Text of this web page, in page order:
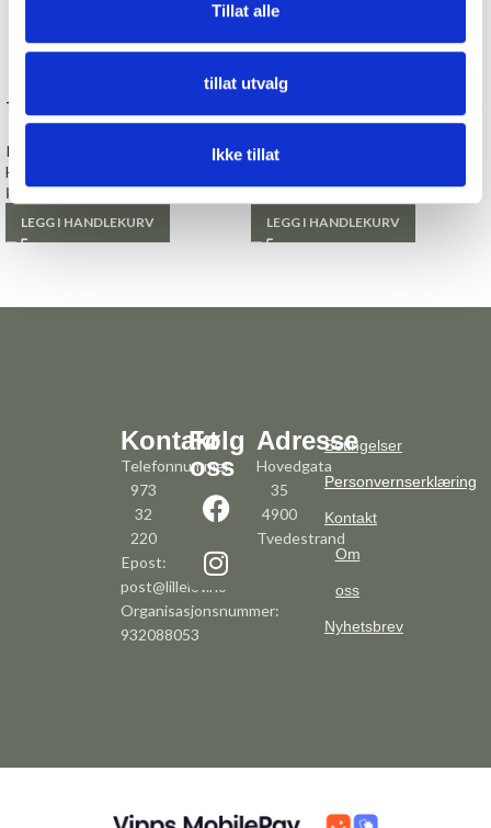
Tillat alle
tillat utvalg
Ikke tillat
Tinnknapp, 18 mm «URNES»
Knapper
Hjelmtvedt
kr
22,00
LEGG I HANDLEKURV
Tinnknapp, 17 mm «OSEBERG»
Knapper
kr22,00
LEGG I HANDLEKURV
Kontakt
Telefonnummer:
973
32
220
Epost:
post@lillelov.no
Organisasjonsnummer:
932088053
Følg
oss
Adresse
Hovedgata
35
4900
Tvedestrand
Betingelser
Personvernserklæring
Kontakt
Om
oss
Nyhetsbrev